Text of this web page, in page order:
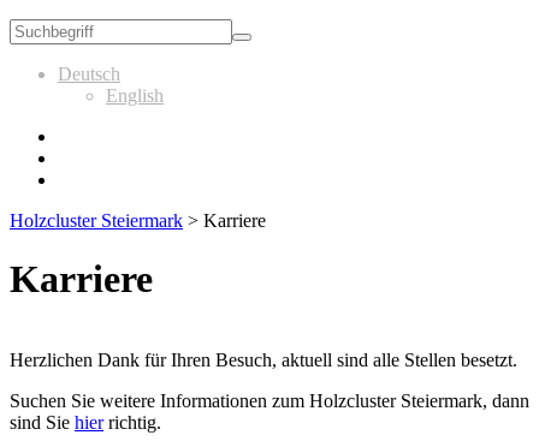
Deutsch
English
Holzcluster Steiermark > Karriere
Karriere
Herzlichen Dank für Ihren Besuch, aktuell sind alle Stellen besetzt.
Suchen Sie weitere Informationen zum Holzcluster Steiermark, dann
sind Sie hierrichtig.